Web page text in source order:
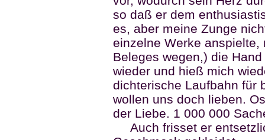
so daß er dem
es, aber meine Zunge
einzelne Werke anspielte,
Beleges wegen,) die
wieder und hieß mich
dichterische Laufbahn für
wollen uns doch lieben.
der Liebe. 1 000 000
Auch frisset er